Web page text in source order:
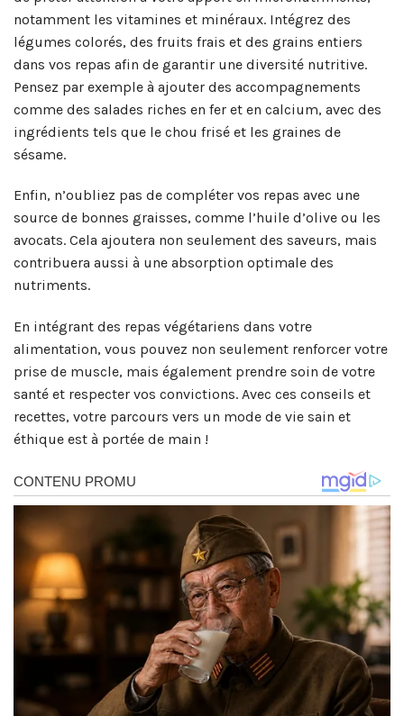
notamment les vitamines et minéraux. Intégrez des
légumes colorés, des fruits frais et des grains entiers
dans vos repas afin de garantir une diversité nutritive.
Pensez par exemple à ajouter des accompagnements
comme des salades riches en fer et en calcium, avec des
ingrédients tels que le chou frisé et les graines de
sésame.
Enfin, n’oubliez pas de compléter vos repas avec une
source de bonnes graisses, comme l’huile d’olive ou les
avocats. Cela ajoutera non seulement des saveurs, mais
contribuera aussi à une absorption optimale des
nutriments.
En intégrant des repas végétariens dans votre
alimentation, vous pouvez non seulement renforcer votre
prise de muscle, mais également prendre soin de votre
santé et respecter vos convictions. Avec ces conseils et
recettes, votre parcours vers un mode de vie sain et
éthique est à portée de main !